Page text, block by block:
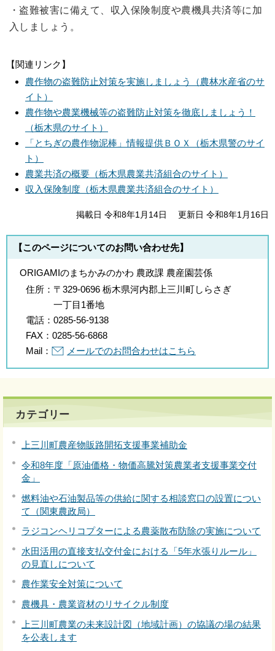
・盗難被害に備えて、収入保険制度や農機具共済等に加
入しましょう。
【関連リンク】
農作物の盗難防止対策を実施しましょう（農林水産省のサ
イト）
農作物や農業機械等の盗難防止対策を徹底しましょう！
（栃木県のサイト）
「とちぎの農作物泥棒」情報提供ＢＯＸ（栃木県警のサイ
ト）
農業共済の概要（栃木県農業共済組合のサイト）
収入保険制度（栃木県農業共済組合のサイト）
掲載日 令和8年1月14日 更新日 令和8年1月16日
【このページについてのお問い合わせ先】
ORIGAMIのまちかみのかわ 農政課 農産園芸係
住所： 〒329-0696 栃木県河内郡上三川町しらさぎ
一丁目1番地
電話： 0285-56-9138
FAX： 0285-56-6868
Mail：
メールでのお問合わせはこちら
カテゴリー
上三川町農産物販路開拓支援事業補助金
令和8年度「原油価格・物価高騰対策農業者支援事業交付
金」
燃料油や石油製品等の供給に関する相談窓口の設置につい
て（関東農政局）
ラジコンヘリコプターによる農薬散布防除の実施について
水田活用の直接支払交付金における「5年水張りルール」
の見直しについて
農作業安全対策について
農機具・農業資材のリサイクル制度
上三川町農業の未来設計図（地域計画）の協議の場の結果
を公表します